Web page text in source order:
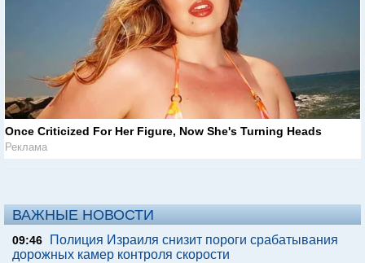
Once Criticized For Her Figure, Now She's Turning Heads
Реклама
ВАЖНЫЕ НОВОСТИ
09:46
Полиция Израиля снизит пороги срабатывания
дорожных камер контроля скорости